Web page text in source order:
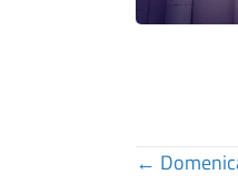
Posts
←